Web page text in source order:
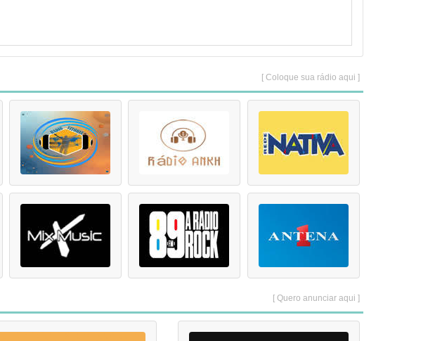
[ Coloque sua rádio aqui ]
[ Quero anunciar aqui ]